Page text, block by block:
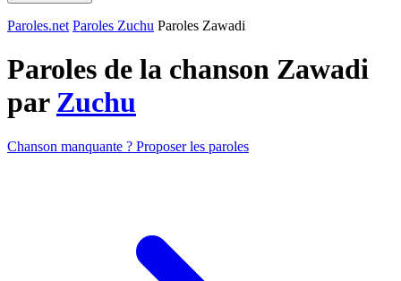
Paroles.net Paroles Zuchu Paroles Zawadi
Paroles de la chanson Zawadi
par Zuchu
Chanson manquante ? Proposer les paroles